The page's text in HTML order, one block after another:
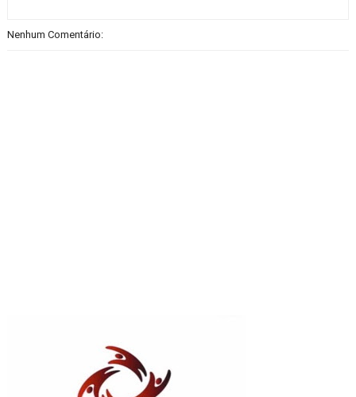
Nenhum Comentário: